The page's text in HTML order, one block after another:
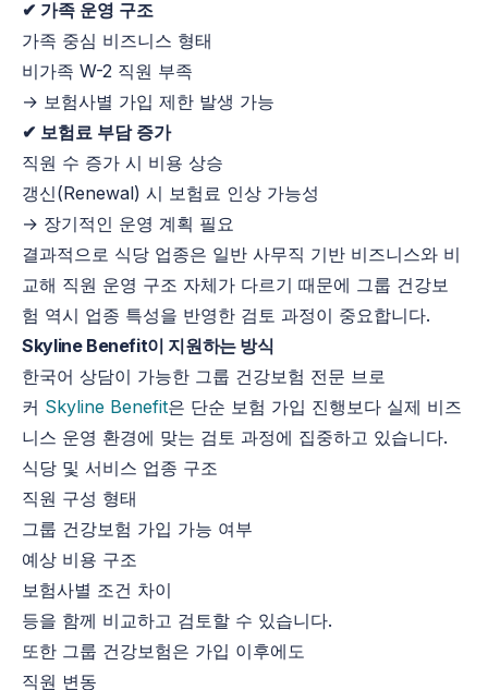
✔ 가족 운영 구조
가족 중심 비즈니스 형태
비가족 W-2 직원 부족
→ 보험사별 가입 제한 발생 가능
✔ 보험료 부담 증가
직원 수 증가 시 비용 상승
갱신(Renewal) 시 보험료 인상 가능성
→ 장기적인 운영 계획 필요
결과적으로 식당 업종은 일반 사무직 기반 비즈니스와 비
교해 직원 운영 구조 자체가 다르기 때문에 그룹 건강보
험 역시 업종 특성을 반영한 검토 과정이 중요합니다.
Skyline Benefit이 지원하는 방식
한국어 상담이 가능한 그룹 건강보험 전문 브로
커 Skyline Benefit은 단순 보험 가입 진행보다 실제 비즈
니스 운영 환경에 맞는 검토 과정에 집중하고 있습니다.
식당 및 서비스 업종 구조
직원 구성 형태
그룹 건강보험 가입 가능 여부
예상 비용 구조
보험사별 조건 차이
등을 함께 비교하고 검토할 수 있습니다.
또한 그룹 건강보험은 가입 이후에도
직원 변동